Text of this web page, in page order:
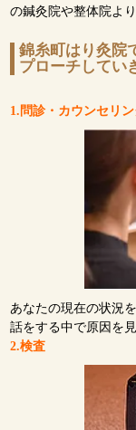
の鍼灸院や整体院よ
錦糸町はり灸院
プローチしてい
1.問診・カウンセリ
あなたの現在の状況
話をする中で原因を
2.検査